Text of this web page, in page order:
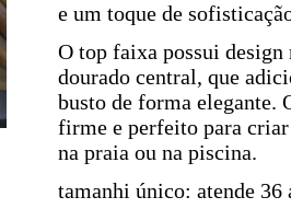
e um toque de
O top faixa possui design
dourado central, que
busto de forma elegante.
firme e perfeito para
na praia ou na piscina.
tamanhi único: atende 36